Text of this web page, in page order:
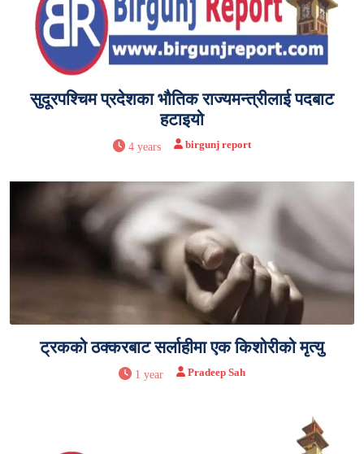
सुदूरपश्चिम प्रदेशका भौतिक राज्यमन्त्रीलाई पदबाट
हटाइयो
4 years birgunj report
ट्रकको ठक्करबाट सर्लाहीमा एक किशोरीको मृत्यु
1 year Pradeep Sah